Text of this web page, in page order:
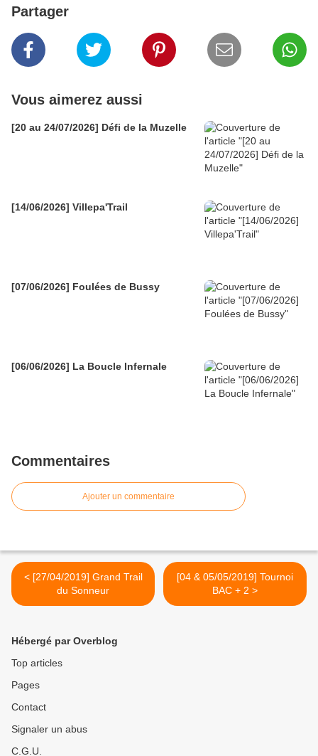
Partager
Vous aimerez aussi
[20 au 24/07/2026] Défi de la Muzelle
[14/06/2026] Villepa'Trail
[07/06/2026] Foulées de Bussy
[06/06/2026] La Boucle Infernale
Commentaires
Ajouter un commentaire
< [27/04/2019] Grand Trail
du Sonneur
[04 & 05/05/2019] Tournoi
BAC + 2 >
Hébergé par Overblog
Top articles
Pages
Contact
Signaler un abus
C.G.U.